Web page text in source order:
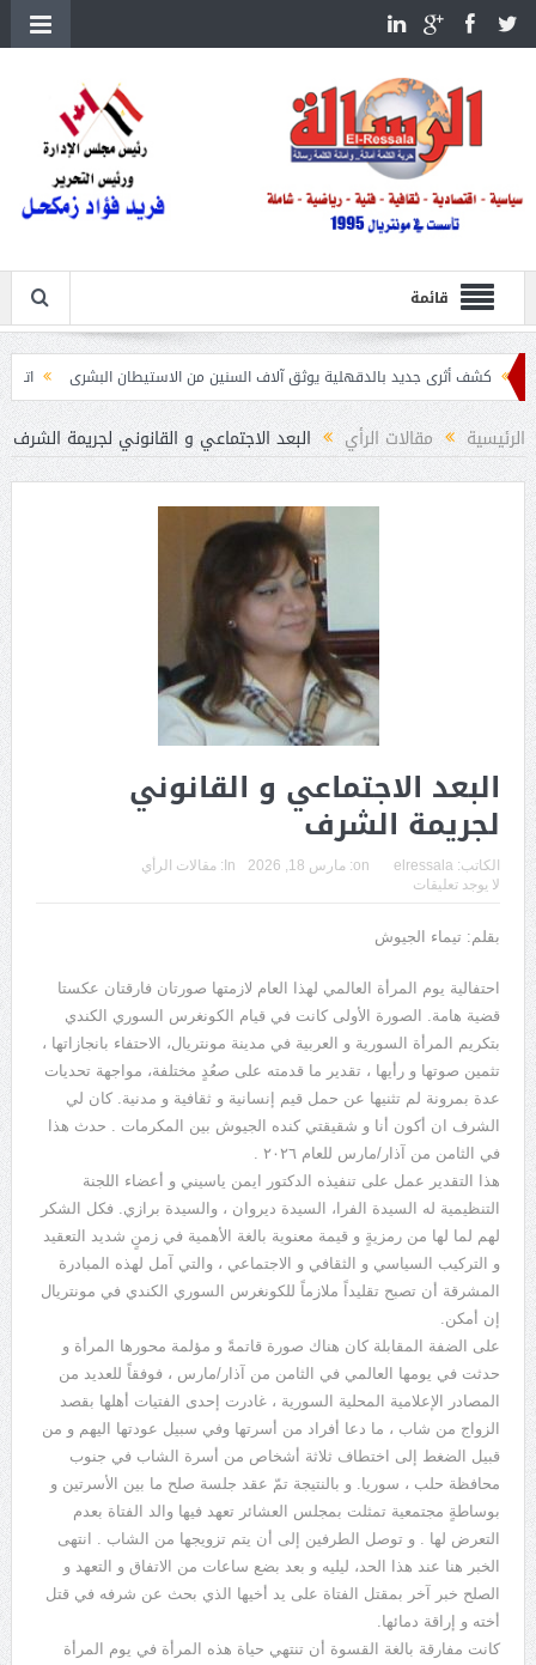
قائمة
جديد بالدقهلية يوثق آلاف السنين من الاستيطان البشرى اتحاد الكرة يطلب استضافة أمم
الرئيسية مقالات الرأي البعد الاجتماعي و القانوني لجريمة الشرف
البعد الاجتماعي و القانوني
لجريمة الشرف
الكاتب: elressala
on: مارس 18, 2026 In: مقالات الرأي
لا يوجد تعليقات
بقلم: تيماء الجيوش
احتفالية يوم المرأة العالمي لهذا العام لازمتها صورتان فارقتان عكستا
قضية هامة. الصورة الأولى كانت في قيام الكونغرس السوري الكندي
بتكريم المرأة السورية و العربية في مدينة مونتريال، الاحتفاء بانجازاتها ،
تثمين صوتها و رأيها ، تقدير ما قدمته على صعُدٍ مختلفة، مواجهة تحديات
عدة بمرونة لم تثنيها عن حمل قيم إنسانية و ثقافية و مدنية. كان لي
الشرف ان أكون أنا و شقيقتي كنده الجيوش بين المكرمات . حدث هذا
في الثامن من آذار/مارس للعام ٢٠٢٦ .
هذا التقدير عمل على تنفيذه الدكتور ايمن ياسيني و أعضاء اللجنة
التنظيمية له السيدة الفرا، السيدة ديروان ، والسيدة برازي. فكل الشكر
لهم لما لها من رمزيةٍ و قيمة معنوية بالغة الأهمية في زمنٍ شديد التعقيد
و التركيب السياسي و الثقافي و الاجتماعي ، والتي آمل لهذه المبادرة
المشرقة أن تصبح تقليداً ملازماً للكونغرس السوري الكندي في مونتريال
إن أمكن.
على الضفة المقابلة كان هناك صورة قاتمةً و مؤلمة محورها المرأة و
حدثت في يومها العالمي في الثامن من آذار/مارس ، فوفقاً للعديد من
المصادر الإعلامية المحلية السورية ، غادرت إحدى الفتيات أهلها بقصد
الزواج من شاب ، ما دعا أفراد من أسرتها وفي سبيل عودتها اليهم و من
قبيل الضغط إلى اختطاف ثلاثة أشخاص من أسرة الشاب في جنوب
محافظة حلب ، سوريا. و بالنتيجة تمّ عقد جلسة صلح ما بين الأسرتين و
بوساطةٍ مجتمعية تمثلت بمجلس العشائر تعهد فيها والد الفتاة بعدم
التعرض لها . و توصل الطرفين إلى أن يتم تزويجها من الشاب . انتهى
الخبر هنا عند هذا الحد، ليليه و بعد بضع ساعات من الاتفاق و التعهد و
الصلح خبر آخر بمقتل الفتاة على يد أخيها الذي بحث عن شرفه في قتل
أخته و إراقة دمائها.
كانت مفارقة بالغة القسوة أن تنتهي حياة هذه المرأة في يوم المرأة